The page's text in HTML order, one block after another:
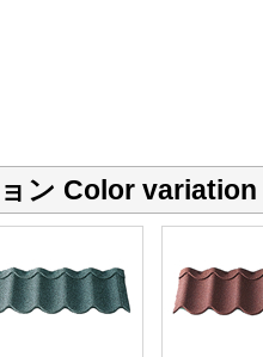
ン Color variation